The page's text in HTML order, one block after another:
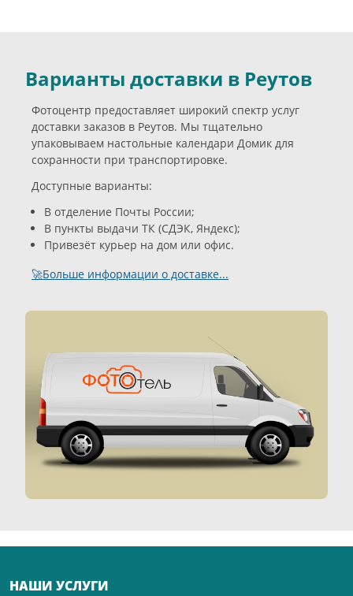
Варианты доставки в Реутов
Фотоцентр предоставляет широкий спектр услуг
доставки заказов в Реутов. Мы тщательно
упаковываем настольные календари Домик для
сохранности при транспортировке.
Доступные варианты:
В отделение Почты России;
В пункты выдачи ТК (СДЭК, Яндекс);
Привезёт курьер на дом или офис.
🚀Больше информации о доставке...
НАШИ УСЛУГИ